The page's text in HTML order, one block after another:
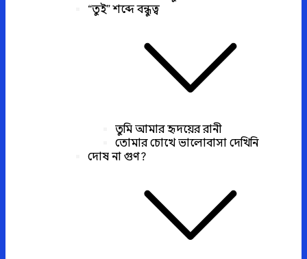
“তুই” শব্দে বন্ধুত্ব
তুমি আমার হৃদয়ের রানী
তোমার চোখে ভালোবাসা দেখিনি
দোষ না গুণ?